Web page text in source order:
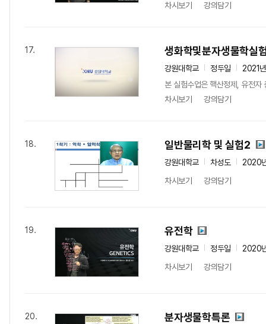
차시보기
강의담기
17. 생화학및분자생물학실
강원대학교 정두일
2021
본 실험수업은 핵산정제, 유전자
차시보기
강의담기
18. 일반물리학 및 실험2
강원대학교 차성도
2020
차시보기
강의담기
19. 유전학
강원대학교 정두일
2020
차시보기
강의담기
20. 분자생물학특론